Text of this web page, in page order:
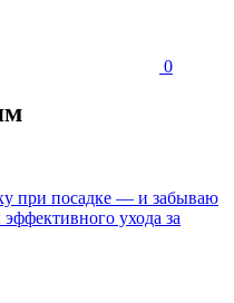
0
при посадке — и забываю
ухода за